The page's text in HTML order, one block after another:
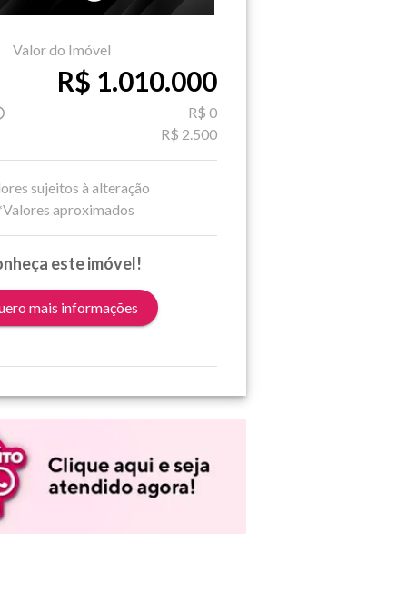
Valor do Imóvel
R$ 1.010.000
R$ 0
R$ 2.500
sujeitos à alteração
aproximados
este imóvel!
mais informações